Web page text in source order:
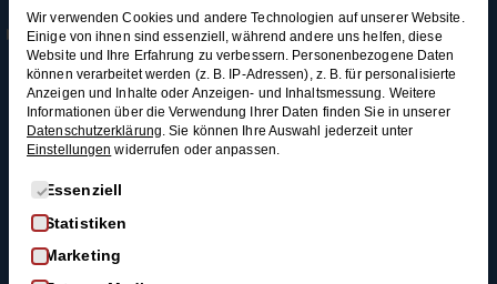
Grundschritt
2 Minuten
Wiegedrehung
3 Minuten
Cranks
4
iches
AGB
Datenschutz
Widerrufsrecht
Impressum
Infos
Membership
Kontakt
FAQ
Alle Blogartikel
Schwungvoll
durchstarten: Swing
tanzen für
Anfänger*innen
Wir verwenden Cookies und andere Technologien auf unserer Website.
Einige von ihnen sind essenziell, während andere uns helfen, diese
Website und Ihre Erfahrung zu verbessern. Personenbezogene Daten
können verarbeitet werden (z. B. IP-Adressen), z. B. für personalisierte
Anzeigen und Inhalte oder Anzeigen- und Inhaltsmessung. Weitere
Informationen über die Verwendung Ihrer Daten finden Sie in unserer
Datenschutzerklärung. Sie können Ihre Auswahl jederzeit unter
Einstellungen widerrufen oder anpassen.
Es folgt eine Liste der Service-Gruppen, für die eine
Essenziell
Statistiken
Marketing